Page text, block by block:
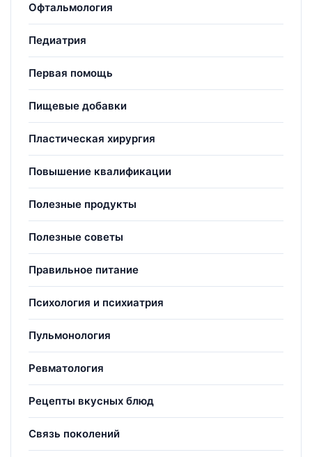
Офтальмология
Педиатрия
Первая помощь
Пищевые добавки
Пластическая хирургия
Повышение квалификации
Полезные продукты
Полезные советы
Правильное питание
Психология и психиатрия
Пульмонология
Ревматология
Рецепты вкусных блюд
Связь поколений